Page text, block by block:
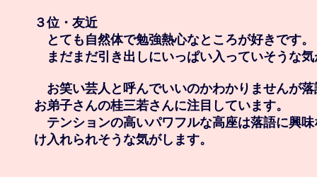
３位・友近
とても自然体で勉強熱心なところが好きです。
まだまだ引き出しにいっぱい入っていそうな気
お笑い芸人と呼んでいいのかわかりませんが
お弟子さんの桂三若さんに注目しています。
テンションの高いパワフルな高座は落語に興
け入れられそうな気がします。